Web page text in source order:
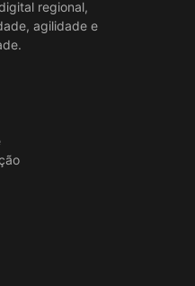
regional,
agilidade e